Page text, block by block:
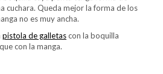
cuchara. Queda mejor la forma de los
no es muy ancha.
pistola de galletascon la boquilla
con la manga.